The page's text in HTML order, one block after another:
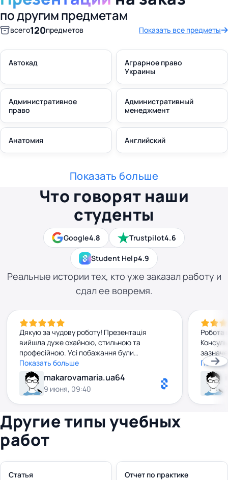
по другим предметам
всего120предметов Показать все предметы
Автокад
Аграрное право
Украины
Административное
право
Административный
менеджмент
Анатомия Английский
Показать больше
Google4.8 Trustpilot4.6
Student Help4.9
Что говорят наши
студенты
Реальные истории тех, кто уже заказал работу и
сдал ее вовремя.
Дякую за чудову роботу! Презентація
вийшла дуже охайною, стильною та
професійною. Усі побажання були
враховані, а результат перевершив мої
очікування. Рекомендую до співпраці!
Показать больше
makarovamaria.ua64
9 июня, 09:40
Робота
Другие типы учебных
работ
Статья Отчет по практике